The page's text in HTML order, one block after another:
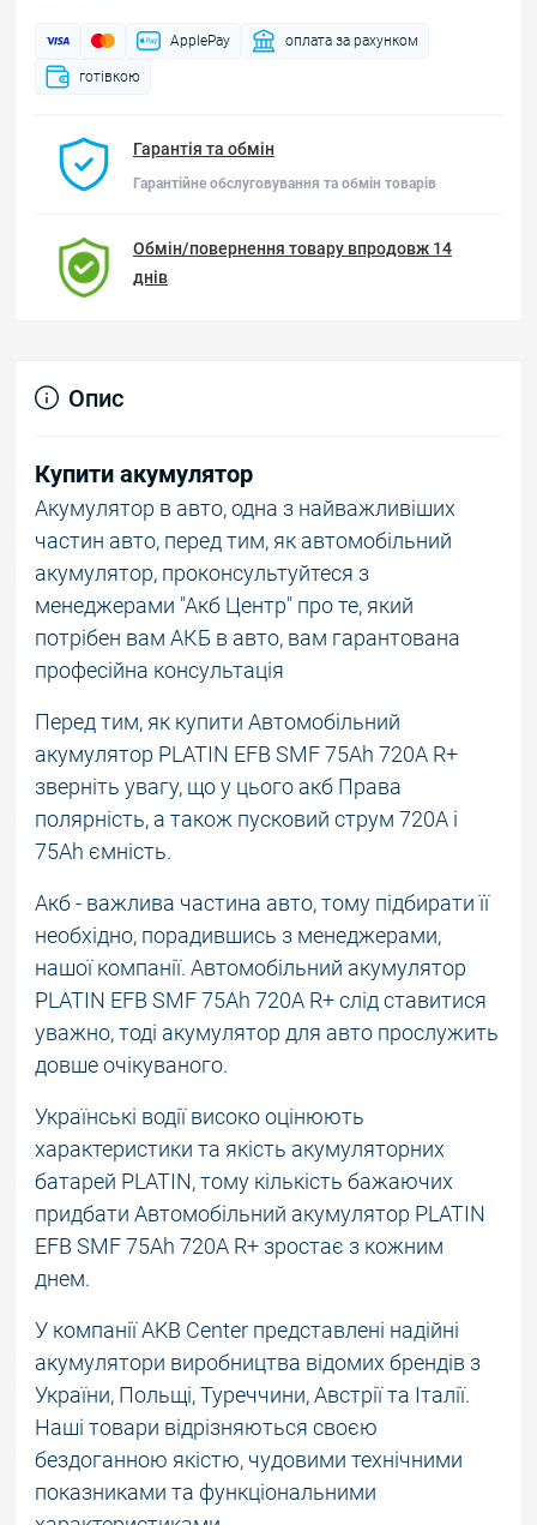
ApplePay оплата за рахунком
готівкою
Гарантія та обмін
Гарантійне обслуговування та обмін товарів
Обмін/повернення товару впродовж 14
днів
Опис
Купити акумулятор
Акумулятор в авто, одна з найважливіших
частин авто, перед тим, як автомобільний
акумулятор, проконсультуйтеся з
менеджерами "Акб Центр" про те, який
потрібен вам АКБ в авто, вам гарантована
професійна консультація
Перед тим, як купити Автомобільний
акумулятор PLATIN EFB SMF 75Ah 720A R+
зверніть увагу, що у цього акб Права
полярність, а також пусковий струм 720A і
75Ah ємність.
Акб - важлива частина авто, тому підбирати її
необхідно, порадившись з менеджерами,
нашої компанії. Автомобільний акумулятор
PLATIN EFB SMF 75Ah 720A R+ слід ставитися
уважно, тоді акумулятор для авто прослужить
довше очікуваного.
Українські водії високо оцінюють
характеристики та якість акумуляторних
батарей PLATIN, тому кількість бажаючих
придбати Автомобільний акумулятор PLATIN
EFB SMF 75Ah 720A R+ зростає з кожним
днем.
У компанії AKB Center представлені надійні
акумулятори виробництва відомих брендів з
України, Польщі, Туреччини, Австрії та Італії.
Наші товари відрізняються своєю
бездоганною якістю, чудовими технічними
показниками та функціональними